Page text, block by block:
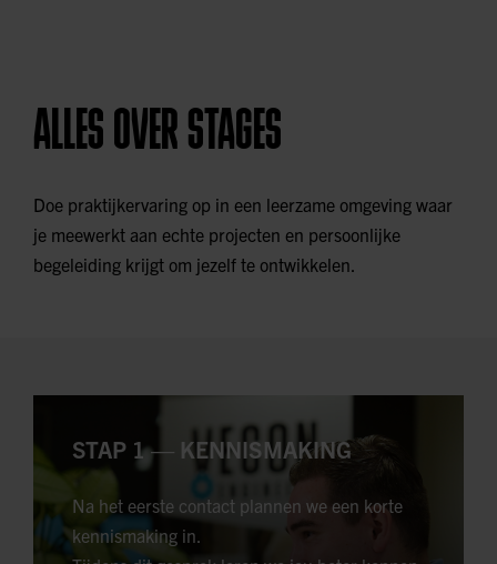
ALLES OVER STAGES
Doe praktijkervaring op in een leerzame omgeving waar
je meewerkt aan echte projecten en persoonlijke
begeleiding krijgt om jezelf te ontwikkelen.
STAP 1 — KENNISMAKING
Na het eerste contact plannen we een korte
kennismaking in.